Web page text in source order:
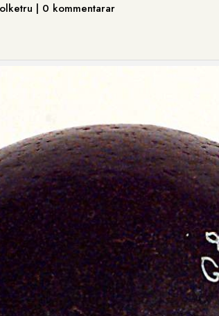
| 0 kommentarar